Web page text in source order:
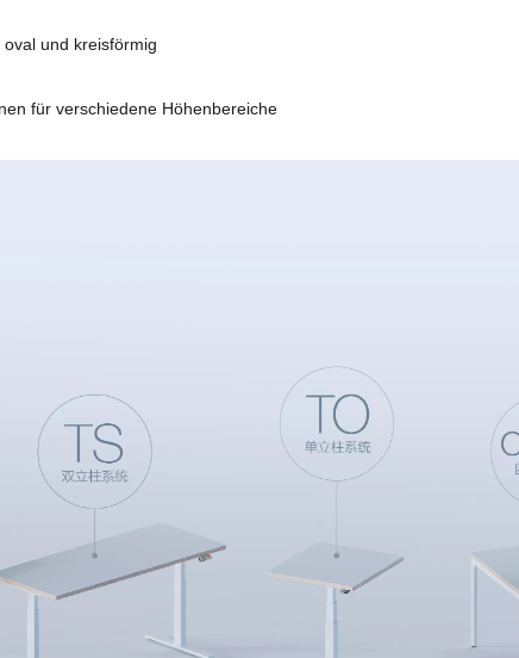
und kreisförmig
für verschiedene Höhenbereiche